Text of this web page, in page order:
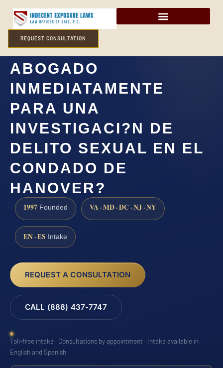
REQUEST CONSULTATION
?NECESITO UN
ABOGADO
INMEDIATAMENTE
PARA UNA
INVESTIGACI?N DE
DELITO SEXUAL EN EL
CONDADO DE
HANOVER?
1997 Founded VA · MD · DC · NJ · NY
EN · ES Intake
REQUEST A CONSULTATION
CALL (888) 437-7747
Toll-free intake · Consultations by appointment · Intake available in
English and Spanish